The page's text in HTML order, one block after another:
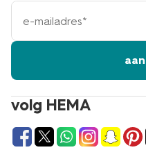
volg HEMA
e-
mailadres